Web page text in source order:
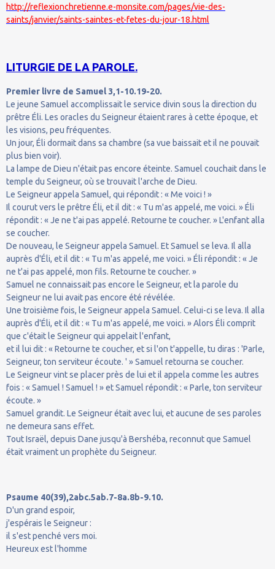
http://reflexionchretienne.e-monsite.com/pages/vie-des-
saints/janvier/saints-saintes-et-fetes-du-jour-18.html
LITURGIE DE LA PAROLE.
Premier livre de Samuel 3,1-10.19-20.
Le jeune Samuel accomplissait le service divin sous la direction du
prêtre Éli. Les oracles du Seigneur étaient rares à cette époque, et
les visions, peu fréquentes.
Un jour, Éli dormait dans sa chambre (sa vue baissait et il ne pouvait
plus bien voir).
La lampe de Dieu n'était pas encore éteinte. Samuel couchait dans le
temple du Seigneur, où se trouvait l'arche de Dieu.
Le Seigneur appela Samuel, qui répondit : « Me voici ! »
Il courut vers le prêtre Éli, et il dit : « Tu m'as appelé, me voici. » Éli
répondit : « Je ne t'ai pas appelé. Retourne te coucher. » L'enfant alla
se coucher.
De nouveau, le Seigneur appela Samuel. Et Samuel se leva. Il alla
auprès d'Éli, et il dit : « Tu m'as appelé, me voici. » Éli répondit : « Je
ne t'ai pas appelé, mon fils. Retourne te coucher. »
Samuel ne connaissait pas encore le Seigneur, et la parole du
Seigneur ne lui avait pas encore été révélée.
Une troisième fois, le Seigneur appela Samuel. Celui-ci se leva. Il alla
auprès d'Éli, et il dit : « Tu m'as appelé, me voici. » Alors Éli comprit
que c'était le Seigneur qui appelait l'enfant,
et il lui dit : « Retourne te coucher, et si l'on t'appelle, tu diras : 'Parle,
Seigneur, ton serviteur écoute. ' » Samuel retourna se coucher.
Le Seigneur vint se placer près de lui et il appela comme les autres
fois : « Samuel ! Samuel ! » et Samuel répondit : « Parle, ton serviteur
écoute. »
Samuel grandit. Le Seigneur était avec lui, et aucune de ses paroles
ne demeura sans effet.
Tout Israël, depuis Dane jusqu'à Bershéba, reconnut que Samuel
était vraiment un prophète du Seigneur.
Psaume 40(39),2abc.5ab.7-8a.8b-9.10.
D'un grand espoir,
j'espérais le Seigneur :
il s'est penché vers moi.
Heureux est l'homme